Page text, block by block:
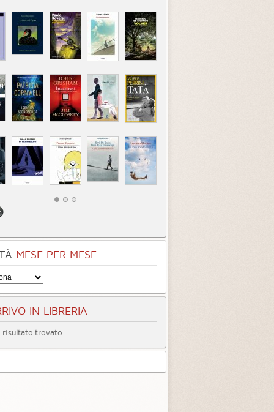
sconosciuta
3.3 (1)
Incastrati
MESE PER MESE
IN LIBRERIA
risultato trovato